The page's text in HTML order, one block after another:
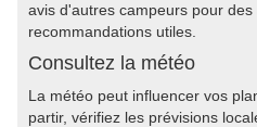
avis d'autres campeurs pour
recommandations utiles.
Consultez la météo
La météo peut influencer vos
partir, vérifiez les prévisions